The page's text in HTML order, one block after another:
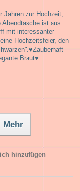
Jahren zur Hochzeit,
ist aus
mit interessanter
Hochzeitsfeier, den
Braut♥
Mehr
hinzufügen